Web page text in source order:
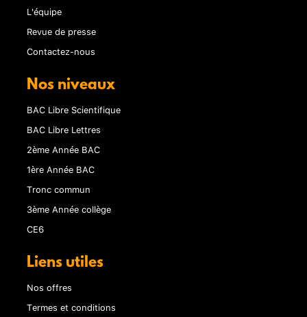
L'équipe
Revue de presse
Contactez-nous
Nos niveaux
BAC Libre Scientifique
BAC Libre Lettres
2ème Année BAC
1ère Année BAC
Tronc commun
3ème Année collège
CE6
Liens utiles
Nos offres
Termes et conditions